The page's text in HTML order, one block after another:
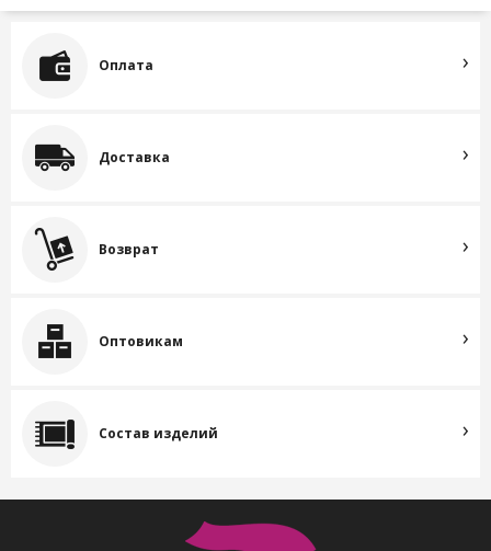
Оплата
Доставка
Возврат
Оптовикам
Состав изделий